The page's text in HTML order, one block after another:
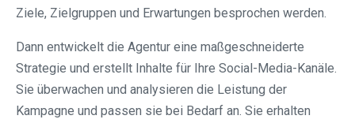
Ziele, Zielgruppen und Erwartungen besprochen werden.
Dann entwickelt die Agentur eine maßgeschneiderte
Strategie und erstellt Inhalte für Ihre Social-Media-Kanäle.
Sie überwachen und analysieren die Leistung der
Kampagne und passen sie bei Bedarf an. Sie erhalten